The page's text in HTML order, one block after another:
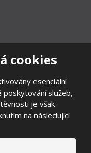
cookies
esenciální
služeb,
je však
na následující